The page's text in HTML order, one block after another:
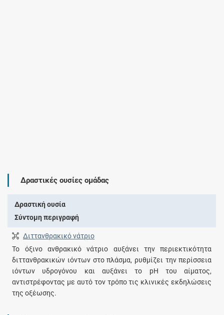
Δραστικές ουσίες ομάδας
Δραστική ουσία
Σύντομη περιγραφή
Διττανθρακικό νάτριο
Το όξινο ανθρακικό νάτριο αυξάνει την περιεκτικότητα
διττανθρακικών ιόντων στο πλάσμα, ρυθμίζει την περίσσεια
ιόντων υδρογόνου και αυξάνει το pH του αίματος,
αντιστρέφοντας με αυτό τον τρόπο τις κλινικές εκδηλώσεις
της οξέωσης.